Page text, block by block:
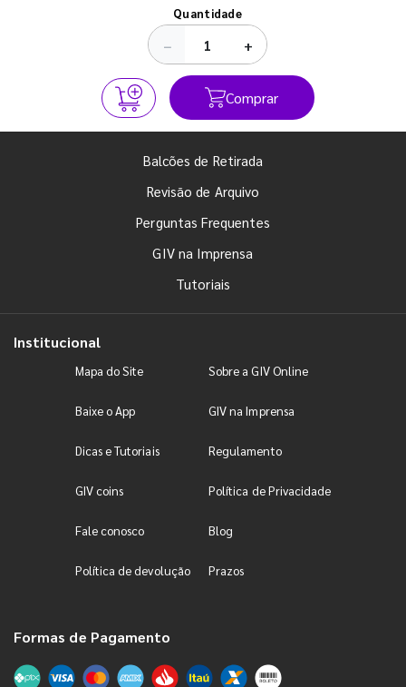
Quantidade
− +
Comprar
Balcões de Retirada
Revisão de Arquivo
Perguntas Frequentes
GIV na Imprensa
Tutoriais
Institucional
Mapa do Site Sobre a GIV Online
Baixe o App GIV na Imprensa
Dicas e Tutoriais Regulamento
GIV coins Política de Privacidade
Fale conosco Blog
Política de devolução Prazos
Formas de Pagamento